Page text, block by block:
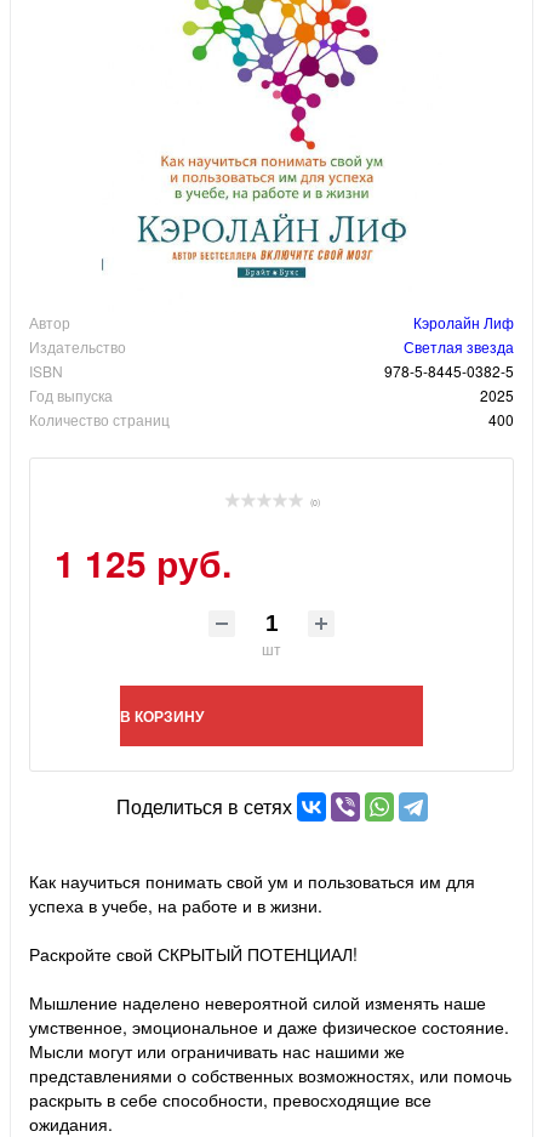
Автор
Кэролайн Лиф
Издательство
Светлая звезда
ISBN
978-5-8445-0382-5
Год выпуска
2025
Количество страниц
400
(0)
1 125 руб.
шт
В КОРЗИНУ
Поделиться в сетях
Как научиться понимать свой ум и пользоваться им для
успеха в учебе, на работе и в жизни.
Раскройте свой СКРЫТЫЙ ПОТЕНЦИАЛ!
Мышление наделено невероятной силой изменять наше
умственное, эмоциональное и даже физическое состояние.
Мысли могут или ограничивать нас нашими же
представлениями о собственных возможностях, или помочь
раскрыть в себе способности, превосходящие все
ожидания.